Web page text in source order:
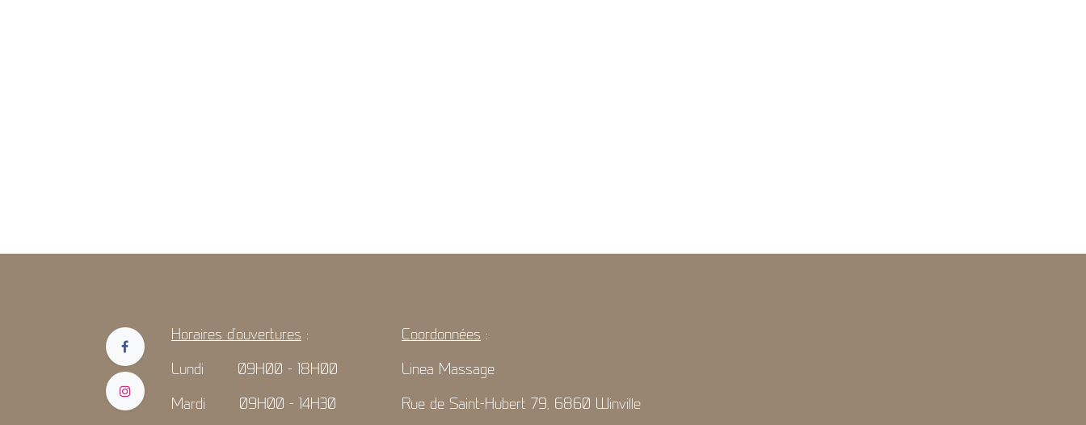
Horaires d'ouvertures :
Lundi 09H00 - 18H00
Mardi 09H00 - 14H30
Coordonnées :
Linea Massage
Rue de Saint-Hubert 79, 6860 Winville